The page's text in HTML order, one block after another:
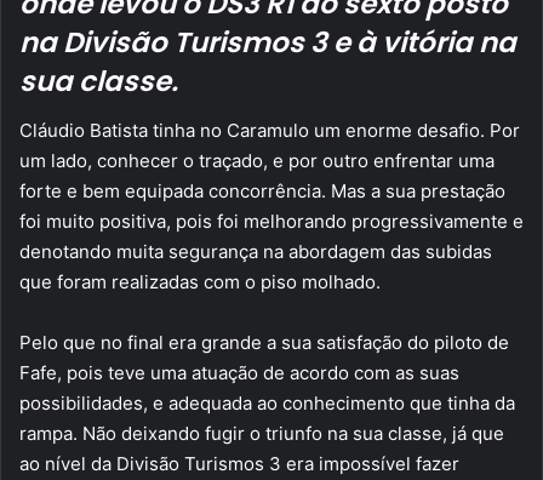
na Divisão Turismos 3 e à vitória na
sua classe.
Cláudio Batista tinha no Caramulo um enorme desafio. Por
um lado, conhecer o traçado, e por outro enfrentar uma
forte e bem equipada concorrência. Mas a sua prestação
foi muito positiva, pois foi melhorando progressivamente e
denotando muita segurança na abordagem das subidas
que foram realizadas com o piso molhado.
Pelo que no final era grande a sua satisfação do piloto de
Fafe, pois teve uma atuação de acordo com as suas
possibilidades, e adequada ao conhecimento que tinha da
rampa. Não deixando fugir o triunfo na sua classe, já que
ao nível da Divisão Turismos 3 era impossível fazer